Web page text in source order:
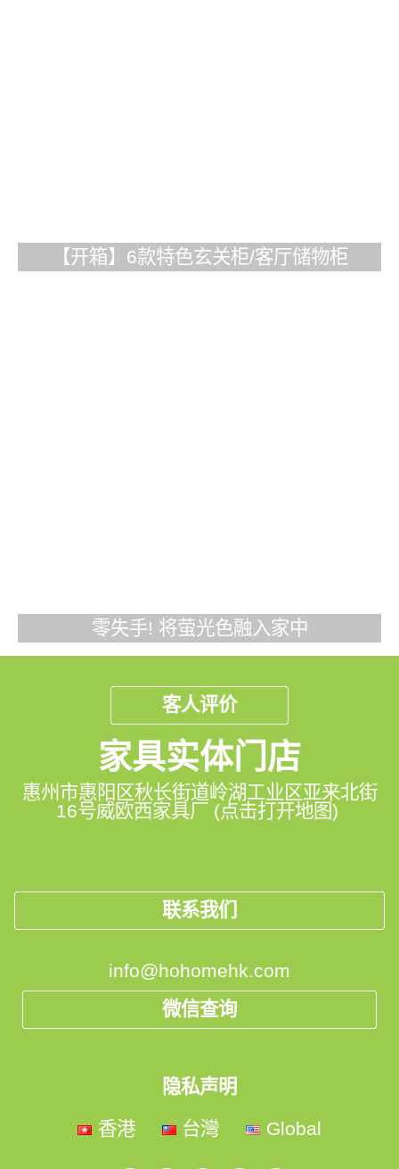
【开箱】6款特色玄关柜/客厅储物柜
零失手! 将萤光色融入家中
家具实体门店
惠州市惠阳区秋长街道岭湖工业区亚来北街
16号威欧西家具厂 (点击打开地图)
联系我们